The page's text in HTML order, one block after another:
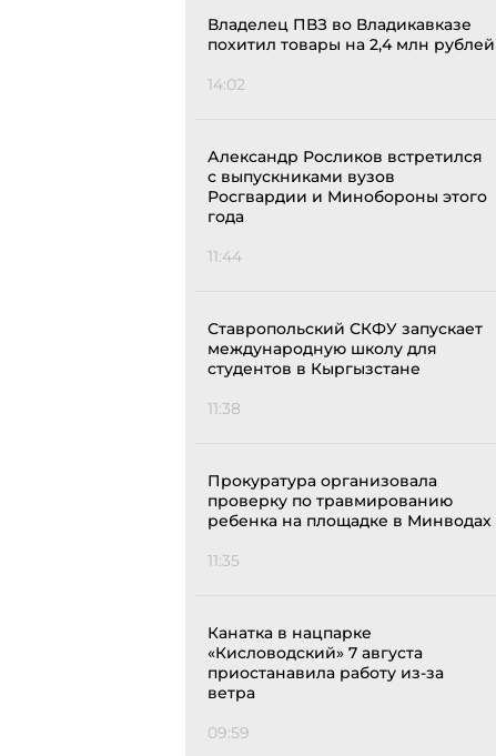
Владелец ПВЗ во Владикавказе
похитил товары на 2,4 млн рублей
14:02
Александр Росликов встретился
с выпускниками вузов
Росгвардии и Минобороны этого
года
11:44
Ставропольский СКФУ запускает
международную школу для
студентов в Кыргызстане
11:38
Прокуратура организовала
проверку по травмированию
ребенка на площадке в Минводах
11:35
Канатка в нацпарке
«Кисловодский» 7 августа
приостанавила работу из-за
ветра
09:59